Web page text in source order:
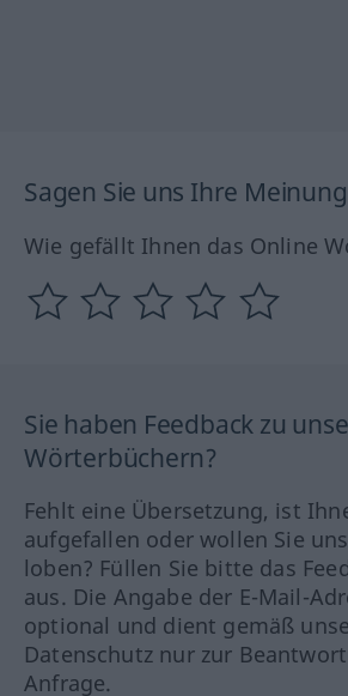
Sagen Sie uns Ihre
Wie gefällt Ihnen das Online
Sie haben Feedback zu
Wörterbüchern?
Fehlt eine Übersetzung, ist
aufgefallen oder wollen Sie
loben? Füllen Sie bitte das
aus. Die Angabe der E-Mail-
optional und dient gemäß
Datenschutz nur zur
Anfrage.